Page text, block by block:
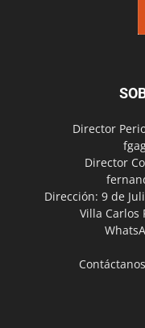
Director
Director
Dirección: 9 de
Villa Carlos